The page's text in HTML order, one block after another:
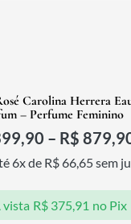
Carolina Herrera
– Perfume Feminino
– R$
6x de R$ 66,65sem
vista R$ 375,91 no Pix